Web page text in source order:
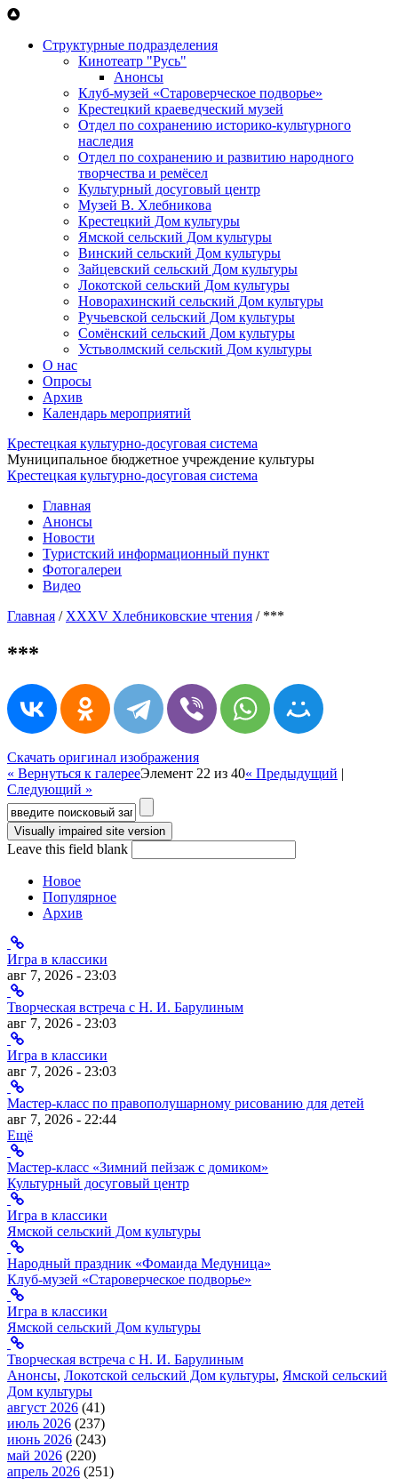
Перейти к основному содержанию
Структурные подразделения
Кинотеатр "Русь"
Анонсы
Клуб-музей «Староверческое подворье»
Крестецкий краеведческий музей
Отдел по сохранению историко-культурного
наследия
Отдел по сохранению и развитию народного
творчества и ремёсел
Культурный досуговый центр
Музей В. Хлебникова
Крестецкий Дом культуры
Ямской сельский Дом культуры
Винский сельский Дом культуры
Зайцевский сельский Дом культуры
Локотской сельский Дом культуры
Новорахинский сельский Дом культуры
Ручьевской сельский Дом культуры
Сомёнский сельский Дом культуры
Устьволмский сельский Дом культуры
О нас
Опросы
Архив
Календарь мероприятий
Крестецкая культурно-досуговая система
Муниципальное бюджетное учреждение культуры
Крестецкая культурно-досуговая система
Главная
Анонсы
Новости
Туристский информационный пункт
Фотогалереи
Видео
Главная / ХХХV Хлебниковские чтения / ***
***
Скачать оригинал изображения
« Вернуться к галерееЭлемент 22 из 40« Предыдущий |
Следующий »
Форма поиска
Leave this field blank
Новое
Популярное
Архив
Игра в классики
авг 7, 2026 - 23:03
Творческая встреча с Н. И. Барулиным
авг 7, 2026 - 23:03
Игра в классики
авг 7, 2026 - 23:03
Мастер-класс по правополушарному рисованию для детей
авг 7, 2026 - 22:44
Ещё
Мастер-класс «Зимний пейзаж с домиком»
Культурный досуговый центр
Игра в классики
Ямской сельский Дом культуры
Народный праздник «Фомаида Медуница»
Клуб-музей «Староверческое подворье»
Игра в классики
Ямской сельский Дом культуры
Творческая встреча с Н. И. Барулиным
Анонсы, Локотской сельский Дом культуры, Ямской сельский
Дом культуры
август 2026 (41)
июль 2026 (237)
июнь 2026 (243)
май 2026 (220)
апрель 2026 (251)